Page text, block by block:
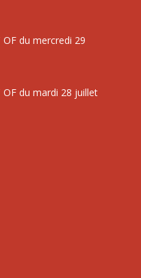
OF du mercredi 29
OF du mardi 28 juillet